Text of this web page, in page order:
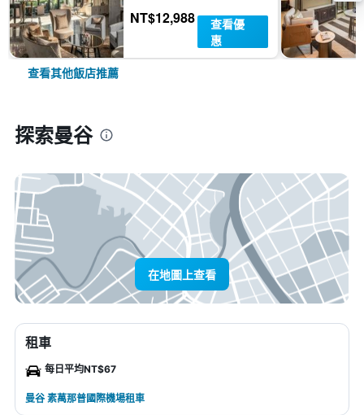
NT$12,988
查看優
惠
查看其他飯店推薦
探索曼谷
在地圖上查看
租車
每日平均NT$67
曼谷 素萬那普國際機場租車